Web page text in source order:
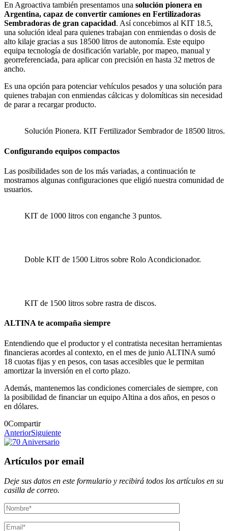
En Agroactiva también presentamos una solución pionera en
Argentina, capaz de convertir camiones en Fertilizadoras
Sembradoras de gran capacidad. Así concebimos al KIT 18.5,
una solución ideal para quienes trabajan con enmiendas o dosis de
alto kilaje gracias a sus 18500 litros de autonomía. Este equipo
equipa tecnología de dosificación variable, por mapeo, manual y
georreferenciada, para aplicar con precisión en hasta 32 metros de
ancho.
Es una opción para potenciar vehículos pesados y una solución para
quienes trabajan con enmiendas cálcicas y dolomíticas sin necesidad
de parar a recargar producto.
Solución Pionera. KIT Fertilizador Sembrador de 18500 litros.
Configurando equipos compactos
Las posibilidades son de los más variadas, a continuación te
mostramos algunas configuraciones que eligió nuestra comunidad de
usuarios.
KIT de 1000 litros con enganche 3 puntos.
Doble KIT de 1500 Litros sobre Rolo Acondicionador.
KIT de 1500 litros sobre rastra de discos.
ALTINA te acompaña siempre
Entendiendo que el productor y el contratista necesitan herramientas
financieras acordes al contexto, en el mes de junio ALTINA sumó
18 cuotas fijas y en pesos, con tasas accesibles que le permitan
amortizar la inversión en el corto plazo.
Además, mantenemos las condiciones comerciales de siempre, con
la posibilidad de financiar un equipo Altina a dos años, en pesos o
en dólares.
0Compartir
AnteriorSiguiente
Artículos por email
Deje sus datos en este formulario y recibirá todos los artículos en su
casilla de correo.